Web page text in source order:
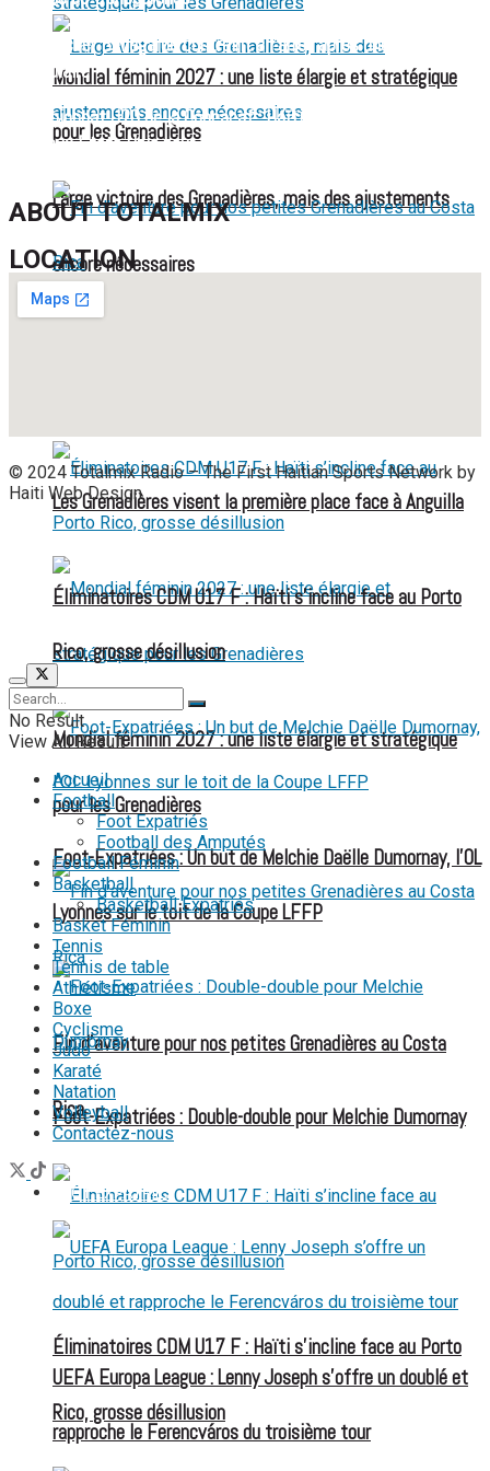
Large victoire des Grenadières, mais des ajustements
encore nécessaires
Les Grenadières visent la première place face à Anguilla
Mondial féminin 2027 : une liste élargie et stratégique
pour les Grenadières
Fin d’aventure pour nos petites Grenadières au Costa
Rica
Éliminatoires CDM U17 F : Haïti s’incline face au Porto
Rico, grosse désillusion
Mondial féminin 2027 : une liste élargie et stratégique
pour les Grenadières
Éliminatoires CDM U17 F : Haïti s’incline face au Porto
Rico, grosse désillusion
Foot-Expatriées : Un but de Melchie Daëlle Dumornay, l’OL
Lyonnes sur le toit de la Coupe LFFP
Foot-Expatriées : Double-double pour Melchie Dumornay
FOOT EXPATRIÉS
UEFA Europa League : Lenny Joseph s’offre un doublé et
rapproche le Ferencváros du troisième tour
Jean-Ricner Bellegarde contraint à l’arrêt après une blessure
musculaire
Championnat U20 de la Concacaf : Haïti s’incline lourdement
face aux États-Unis pour son entrée en lice
ABOUT TOTALMIX
LOCATION
© 2024 Totalmix Radio – The First Haitian Sports Network by
Haiti Web Design.
No Result
View All Result
Accueil
Football
Foot Expatriés
Football des Amputés
Football Féminin
Basketball
Basketball Expatriés
Basket Féminin
Tennis
Tennis de table
Athlétisme
Boxe
Cyclisme
Judo
Karaté
Natation
Volleyball
Contactez-nous